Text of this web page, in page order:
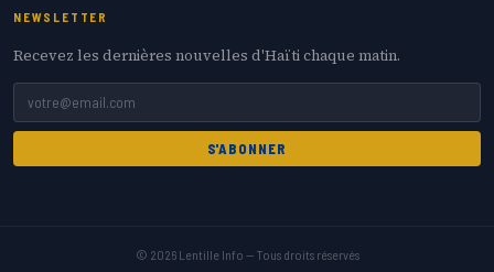
NEWSLETTER
Recevez les dernières nouvelles d'Haïti chaque matin.
S'ABONNER
© 2026 Lentille Info — Tous droits réservés